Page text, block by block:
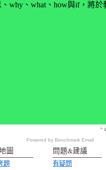
why、what、how與if，將
*
Powered by Benchmark Email
圖
題
問題&建議
有疑問